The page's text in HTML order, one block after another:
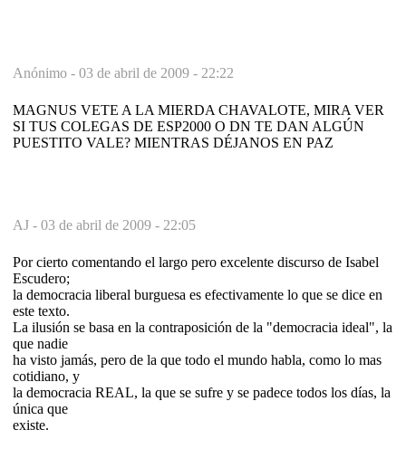
Anónimo - 03 de abril de 2009 - 22:22
MAGNUS VETE A LA MIERDA CHAVALOTE, MIRA VER
SI TUS COLEGAS DE ESP2000 O DN TE DAN ALGÚN
PUESTITO VALE? MIENTRAS DÉJANOS EN PAZ
AJ - 03 de abril de 2009 - 22:05
Por cierto comentando el largo pero excelente discurso de Isabel
Escudero;
la democracia liberal burguesa es efectivamente lo que se dice en
este texto.
La ilusión se basa en la contraposición de la "democracia ideal", la
que nadie
ha visto jamás, pero de la que todo el mundo habla, como lo mas
cotidiano, y
la democracia REAL, la que se sufre y se padece todos los días, la
única que
existe.